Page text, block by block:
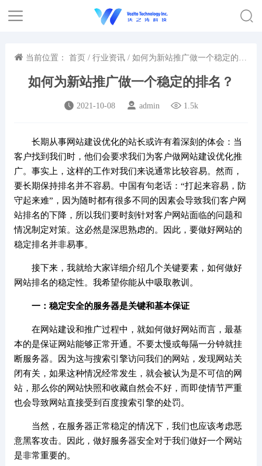
当前位置： 首页 / 行业资讯/ 如何为新站推广做一个稳定的排
如何为新站推广做一个稳定的排名？
2021-10-08 admin 1.5k
长期从事网站建设优化的站长或许有着深刻的体会：当
客户找到我们时，他们会要求我们为客户做网站建设优化推
广。事实上，这样的工作对我们来说通常比较容易。然而，
要长期保持排名并不容易。中国有句老话：“打起来容易，防
守起来难”，因为随时都有很多不同的因素会导致我们客户网
站排名的下降，所以我们要时刻针对客户网站面临的问题和
情况制定对策。这必然是深思熟虑的。因此，要做好网站的
稳定排名并非易事。
接下来，我就给大家详细介绍几个关键要素，如何做好
网站排名的稳定性。我希望你能从中吸取教训。
一：稳定安全的服务器是关键和基本保证
在网站建设和推广过程中，就如何做好网站而言，最基
本的是保证网站能够正常开通。不要太慢或每隔一分钟就挂
断服务器。因为这与搜索引擎访问我们的网站，发现网站关
闭有关，如果这种情况经常发生，就会被认为是不可信的网
站，那么你的网站快照和收藏自然会不好，而即使情节严重
也会导致网站直接受到百度搜索引擎的处罚。
当然，在服务器正常稳定的情况下，我们也应该考虑恶
意黑客攻击。因此，做好服务器安全对于我们做好一个网站
是非常重要的。